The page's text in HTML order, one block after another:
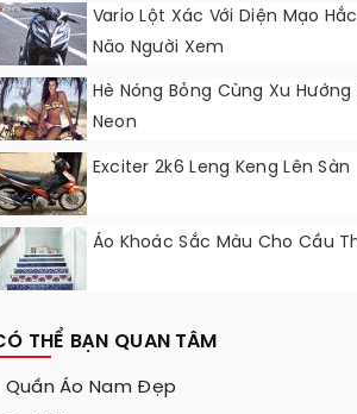
Vario Lột Xác Với Diện Mạo
Não Người Xem
Hè Nóng Bỏng Cùng Xu Hướng
Neon
Exciter 2k6 Leng Keng Lên Sàn
Áo Khoác Sắc Màu Cho Cầu
THỂ BẠN QUAN TÂM
Quần Áo Nam Đẹp